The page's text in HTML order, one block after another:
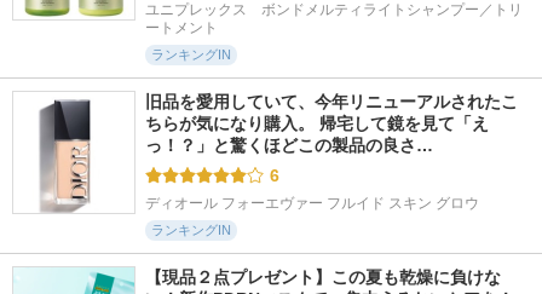
ユニプレックス　ボンドメルティライトシャンプー／トリ
ートメント
ランキングIN
旧品を愛用していて、今年リニューアルされたこ
ちらが気になり購入。 帰宅して鏡を見て「え
っ！？」と驚くほどこの製品の良さ…
6
ディオール フォーエヴァー フルイド スキン グロウ
ランキングIN
【現品２点プレゼント】この夏も乾燥に負けな